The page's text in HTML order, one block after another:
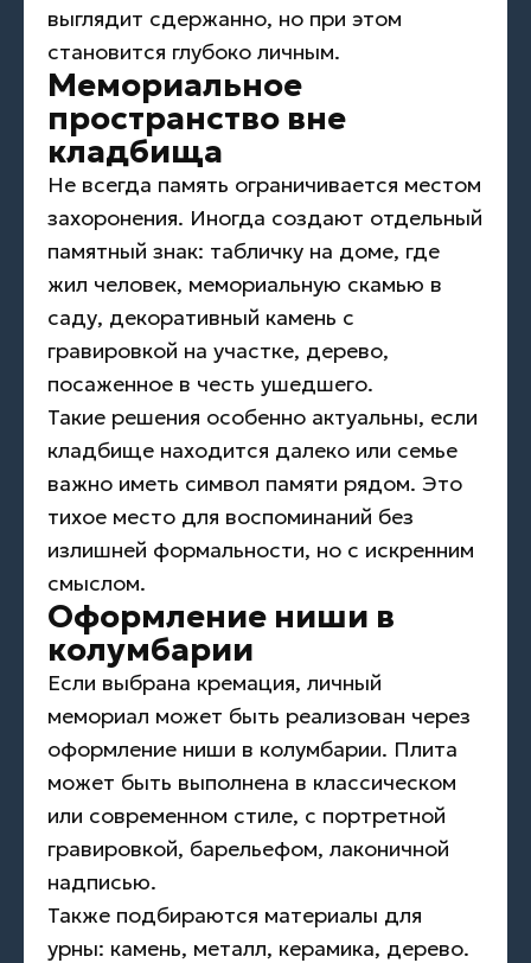
выглядит сдержанно, но при этом
становится глубоко личным.
Мемориальное
пространство вне
кладбища
Не всегда память ограничивается местом
захоронения. Иногда создают отдельный
памятный знак: табличку на доме, где
жил человек, мемориальную скамью в
саду, декоративный камень с
гравировкой на участке, дерево,
посаженное в честь ушедшего.
Такие решения особенно актуальны, если
кладбище находится далеко или семье
важно иметь символ памяти рядом. Это
тихое место для воспоминаний без
излишней формальности, но с искренним
смыслом.
Оформление ниши в
колумбарии
Если выбрана кремация, личный
мемориал может быть реализован через
оформление ниши в колумбарии. Плита
может быть выполнена в классическом
или современном стиле, с портретной
гравировкой, барельефом, лаконичной
надписью.
Также подбираются материалы для
урны: камень, металл, керамика, дерево.